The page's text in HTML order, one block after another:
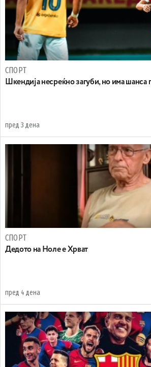
СПОРТ
Шкендија несреќно загуби, но има шанса
пред 3 дена
СПОРТ
Дедото на Ноле е Хрват
пред 4 дена